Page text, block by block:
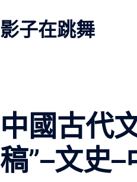
影子在跳舞
中國古代
稿”–文史